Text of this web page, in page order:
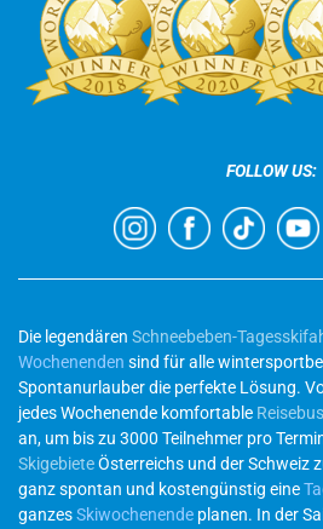
FOLLOW US:
Die legendären Schneebeben-
Wochenenden sind für alle
Spontanurlauber die perfekte Lösung.
jedes Wochenende komfortable
an, um bis zu 3000 Teilnehmer pro
SkigebieteÖsterreichs und der Schweiz
ganz spontan und kostengünstig eine
ganzesSkiwochenende planen. In der